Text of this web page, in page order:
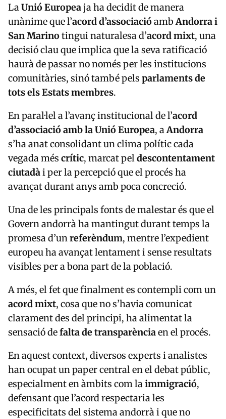
unànime que l’acord d’associacióambAndorra i
San Marinotingui naturalesa d’acord mixt, una
decisió clau que implica que la seva ratificació
haurà de passar no només per les institucions
comunitàries, sinó també pelsparlaments de
tots els Estats membres.
d’associació amb la Unió Europea , aAndorra
s’ha anat consolidant un clima polític cada
vegada méscrític, marcat peldescontentament
ciutadà i per la percepció que el procés ha
avançat durant anys amb poca concreció.
Una de les principals fonts de malestar és que el
Govern andorrà ha mantingut durant temps la
promesa d’unreferèndum, mentre l’expedient
europeu ha avançat lentament i sense resultats
visibles per a bona part de la població.
A més, el fet que finalment es contempli com un
acord mixt, cosa que no s’havia comunicat
clarament des del principi, ha alimentat la
sensació defalta de transparènciaen el procés.
En aquest context, diversos experts i analistes
han ocupat un paper central en el debat públic,
especialment en àmbits com la immigració,
defensant que l’acord respectaria les
especificitats del sistema andorrà i que no
suposaria una ruptura amb el seu model actual.